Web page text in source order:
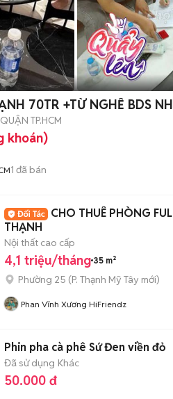
70TR +TỪ NGHỀ BDS
TP.HCM
khoán)
1 đã bán
CHO THUÊ PHÒNG
THẠNH
Nội thất cao cấp
4,1 triệu/tháng 35 m²
Phường 25 (P. Thạnh Mỹ Tây mới)
Phan Vĩnh Xương HiFriendz
Phin pha cà phê Sứ Đen viền đỏ
Đã sử dụng Khác
50.000 đ